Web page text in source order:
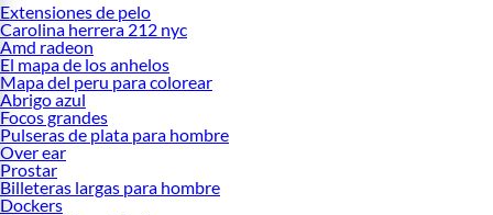
Extensiones de pelo
Carolina herrera 212 nyc
Amd radeon
El mapa de los anhelos
Mapa del peru para colorear
Abrigo azul
Focos grandes
Pulseras de plata para hombre
Over ear
Prostar
Billeteras largas para hombre
Dockers